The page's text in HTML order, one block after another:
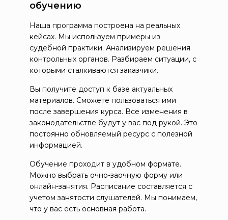
обучению
Наша программа построена на реальных
кейсах. Мы используем примеры из
судебной практики. Анализируем решения
контрольных органов. Разбираем ситуации, с
которыми сталкиваются заказчики.
Вы получите доступ к базе актуальных
материалов. Сможете пользоваться ими
после завершения курса. Все изменения в
законодательстве будут у вас под рукой. Это
постоянно обновляемый ресурс с полезной
информацией.
Обучение проходит в удобном формате.
Можно выбрать очно-заочную форму или
онлайн-занятия. Расписание составляется с
учетом занятости слушателей. Мы понимаем,
что у вас есть основная работа.